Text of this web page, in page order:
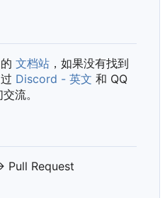
文档站 ，如果没有找到
Discord - 英文 和 QQ
流。
Pull Request